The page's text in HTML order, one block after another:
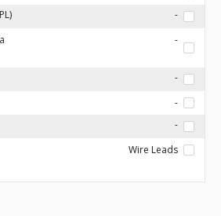
-
-
-
-
-
Wire Leads